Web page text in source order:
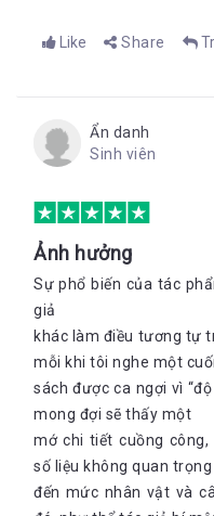
Like Share
Ẩn danh
Sinh viên
Ảnh hưởng
Sự phổ biến của tác
giả
khác làm điều tương tự
mỗi khi tôi nghe một
sách được ca ngợi vì
mong đợi sẽ thấy một
mớ chi tiết cuồng
số liệu không quan trọng
đến mức nhân vật và